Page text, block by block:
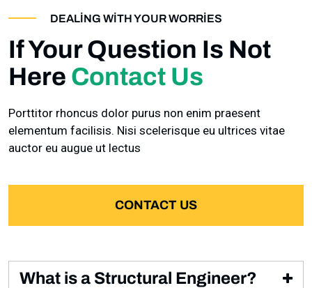
DEALING WITH YOUR WORRIES
If Your Question Is Not
Here Contact Us
Porttitor rhoncus dolor purus non enim praesent
elementum facilisis. Nisi scelerisque eu ultrices vitae
auctor eu augue ut lectus
CONTACT US
What is a Structural Engineer?